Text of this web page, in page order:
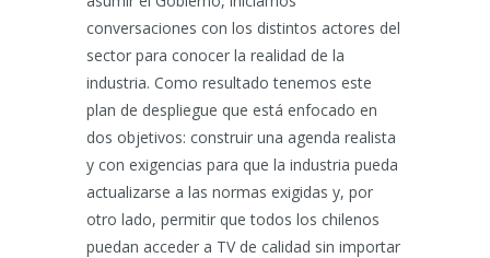
conversaciones con los distintos actores del
sector para conocer la realidad de la
industria. Como resultado tenemos este
plan de despliegue que está enfocado en
dos objetivos: construir una agenda realista
y con exigencias para que la industria pueda
actualizarse a las normas exigidas y, por
otro lado, permitir que todos los chilenos
puedan acceder a TV de calidad sin importar